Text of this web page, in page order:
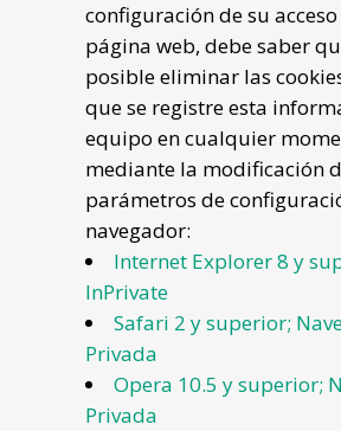
configuración de su
página web, debe saber
posible eliminar las
que se registre esta
equipo en cualquier
mediante la modificación
parámetros de
navegador:
Internet Explorer 8 y
InPrivate
Safari 2 y superior;
Privada
Opera 10.5 y superior;
Privada